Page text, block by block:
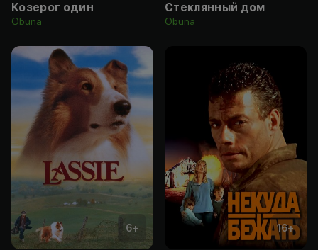
Козерог один
Obuna
Стеклянный дом
Obuna
6+ 16+